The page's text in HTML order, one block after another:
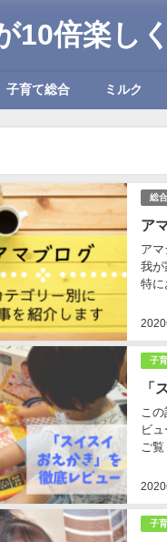
10倍楽し
子育て総合 ミルク
総合
ア
2020
ア
我が
特に
子
「
2020
こ
ビ
ご
子